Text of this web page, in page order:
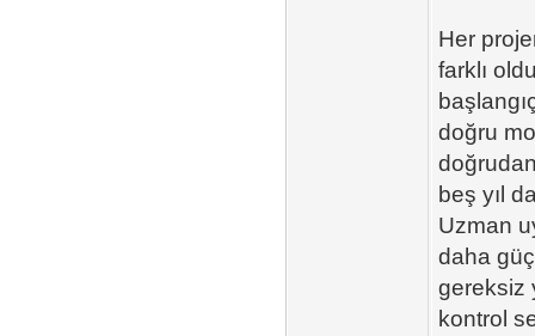
Her
farklı
doğru
beş yıl
Uzman
daha
gereksiz
kontrol